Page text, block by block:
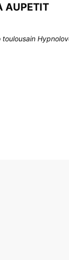
AUPETIT
toulousain